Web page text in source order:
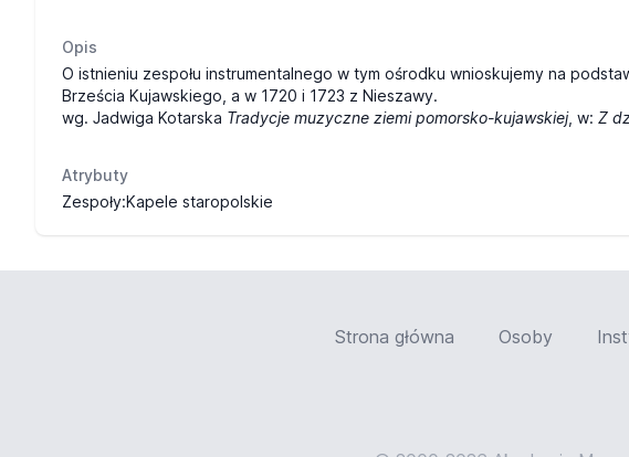
Opis
O istnieniu zespołu instrumentalnego w tym ośrodku wnioskujemy na
Brześcia Kujawskiego, a w 1720 i 1723 z Nieszawy.
wg. Jadwiga Kotarska Tradycje muzyczne ziemi pomorsko-kujawskiej, w: Z
Atrybuty
Zespoły:Kapele staropolskie
Strona główna Osoby